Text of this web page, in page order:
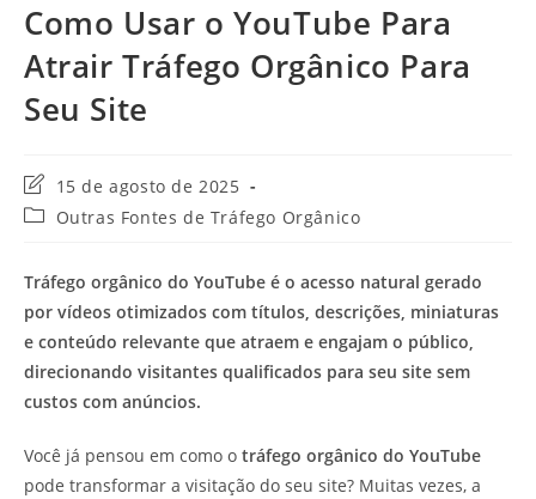
Como Usar o YouTube Para
Atrair Tráfego Orgânico Para
Seu Site
Última
modificação
15 de agosto de 2025
Categoria
Outras Fontes de Tráfego Orgânico
Tráfego orgânico do YouTube é o acesso natural gerado
por vídeos otimizados com títulos, descrições, miniaturas
e conteúdo relevante que atraem e engajam o público,
direcionando visitantes qualificados para seu site sem
custos com anúncios.
Você já pensou em como o tráfego orgânico do YouTube
pode transformar a visitação do seu site? Muitas vezes, a